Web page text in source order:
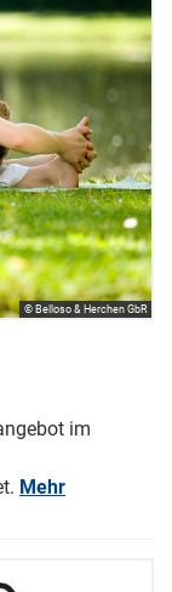
im
Mehr
© Belloso & Herchen GbR